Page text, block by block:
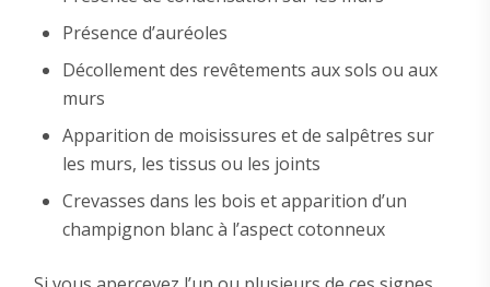
Présence d’auréoles
Décollement des revêtements aux sols ou aux
murs
Apparition de moisissures et de salpêtres sur
les murs, les tissus ou les joints
Crevasses dans les bois et apparition d’un
champignon blanc à l’aspect cotonneux